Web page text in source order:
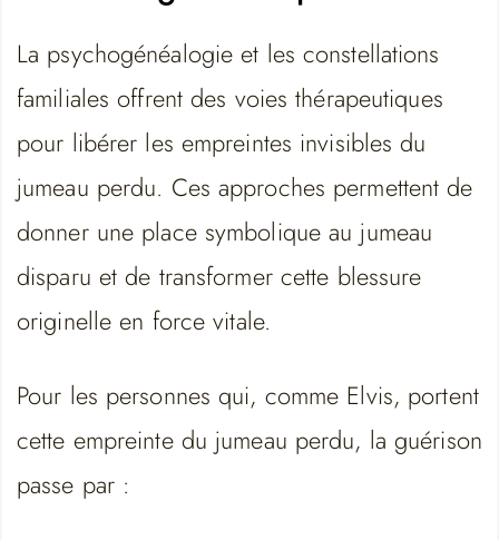
La psychogénéalogie et les constellations
familiales offrent des voies thérapeutiques
pour libérer les empreintes invisibles du
jumeau perdu. Ces approches permettent de
donner une place symbolique au jumeau
disparu et de transformer cette blessure
originelle en force vitale.
Pour les personnes qui, comme Elvis, portent
cette empreinte du jumeau perdu, la guérison
passe par :